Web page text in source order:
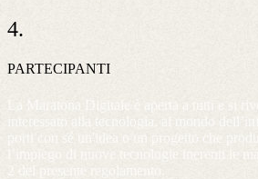
4.
PARTECIPANTI
La Maratona Digitale è aperta a tutti e si
interessato alla tecnologia, al mondo
porti con sé un'idea o un progetto che
l’impiego di nuove tecnologie inerenti le
2 del presente regolamento.